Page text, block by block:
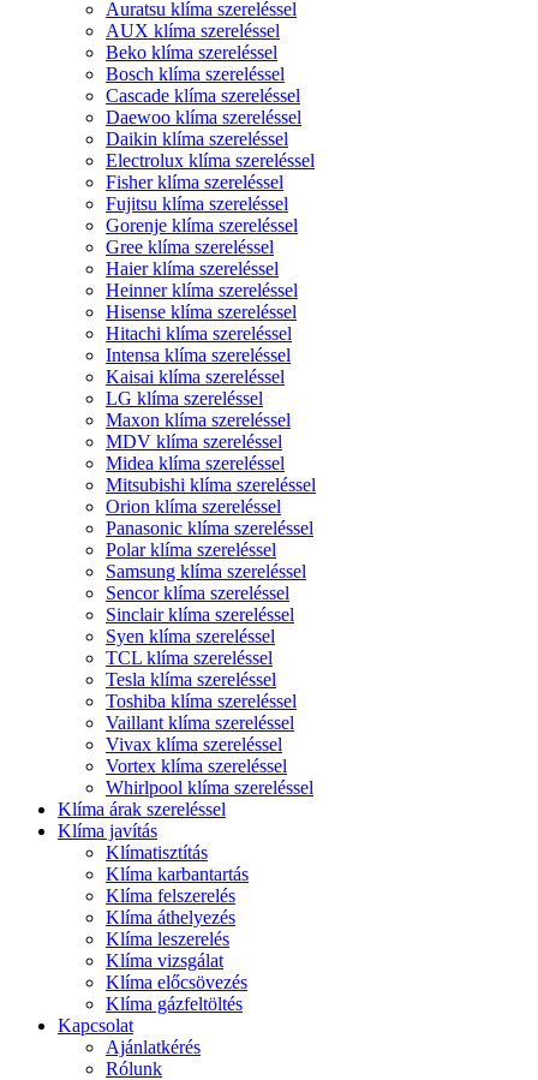
Auratsu klíma szereléssel
AUX klíma szereléssel
Beko klíma szereléssel
Bosch klíma szereléssel
Cascade klíma szereléssel
Daewoo klíma szereléssel
Daikin klíma szereléssel
Electrolux klíma szereléssel
Fisher klíma szereléssel
Fujitsu klíma szereléssel
Gorenje klíma szereléssel
Gree klíma szereléssel
Haier klíma szereléssel
Heinner klíma szereléssel
Hisense klíma szereléssel
Hitachi klíma szereléssel
Intensa klíma szereléssel
Kaisai klíma szereléssel
LG klíma szereléssel
Maxon klíma szereléssel
MDV klíma szereléssel
Midea klíma szereléssel
Mitsubishi klíma szereléssel
Orion klíma szereléssel
Panasonic klíma szereléssel
Polar klíma szereléssel
Samsung klíma szereléssel
Sencor klíma szereléssel
Sinclair klíma szereléssel
Syen klíma szereléssel
TCL klíma szereléssel
Tesla klíma szereléssel
Toshiba klíma szereléssel
Vaillant klíma szereléssel
Vivax klíma szereléssel
Vortex klíma szereléssel
Whirlpool klíma szereléssel
Klíma árak szereléssel
Klíma javítás
Klímatisztítás
Klíma karbantartás
Klíma felszerelés
Klíma áthelyezés
Klíma leszerelés
Klíma vizsgálat
Klíma előcsövezés
Klíma gázfeltöltés
Kapcsolat
Ajánlatkérés
Rólunk